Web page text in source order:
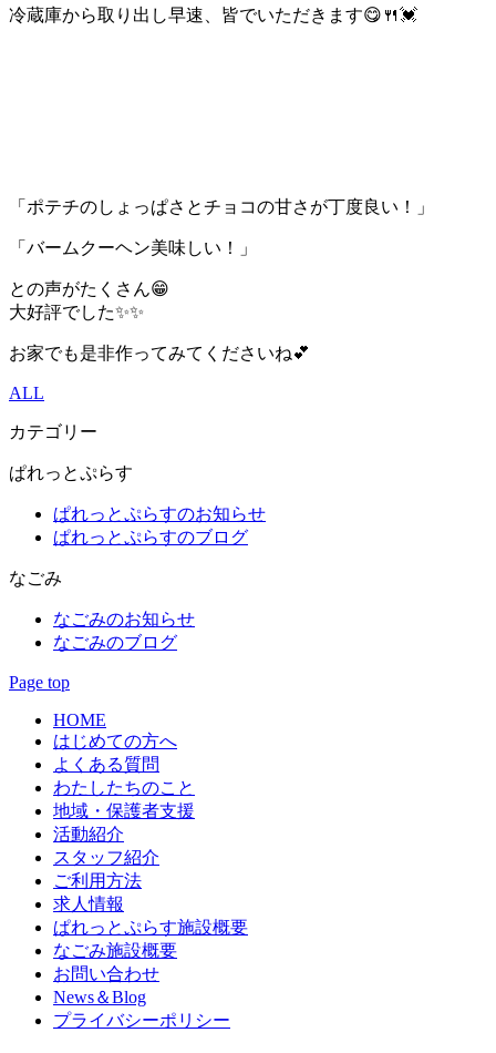
冷蔵庫から取り出し早速、皆でいただきます😋🍴💓
「ポテチのしょっぱさとチョコの甘さが丁度良い！」
「バームクーヘン美味しい！」
との声がたくさん😁
大好評でした✨️✨️
お家でも是非作ってみてくださいね︎💕︎
ALL
カテゴリー
ぱれっとぷらす
ぱれっとぷらすのお知らせ
ぱれっとぷらすのブログ
なごみ
なごみのお知らせ
なごみのブログ
Page top
HOME
はじめての方へ
よくある質問
わたしたちのこと
地域・保護者支援
活動紹介
スタッフ紹介
ご利用方法
求人情報
ぱれっとぷらす施設概要
なごみ施設概要
お問い合わせ
News＆Blog
プライバシーポリシー